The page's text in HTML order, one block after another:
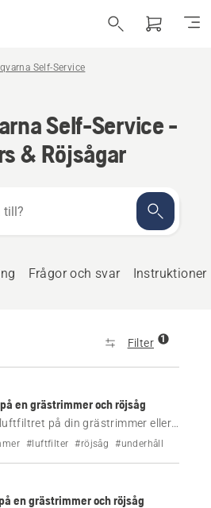
Self-Service
Self-Service -
& Röjsågar
Frågor och svar Instruktioner
Filter 1
en grästrimmer och röjsåg
på din grästrimmer eller
för att förbättra prestandan,
#luftfilter #röjsåg #underhåll
en grästrimmer och röjsåg